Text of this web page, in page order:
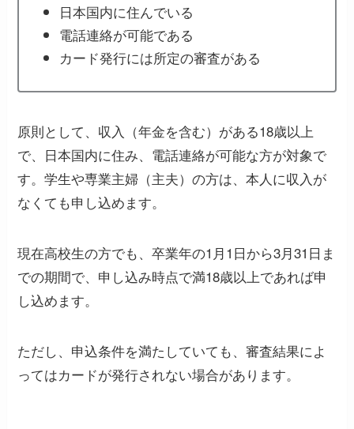
日本国内に住んでいる
電話連絡が可能である
カード発行には所定の審査がある
原則として、収入（年金を含む）がある18歳以上
で、日本国内に住み、電話連絡が可能な方が対象で
す。学生や専業主婦（主夫）の方は、本人に収入が
なくても申し込めます。
現在高校生の方でも、卒業年の1月1日から3月31日ま
での期間で、申し込み時点で満18歳以上であれば申
し込めます。
ただし、申込条件を満たしていても、審査結果によ
ってはカードが発行されない場合があります。